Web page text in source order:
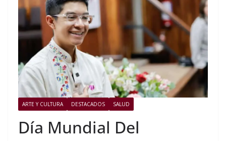
ARTE Y CULTURA DESTACADOS SALUD
Día Mundial Del